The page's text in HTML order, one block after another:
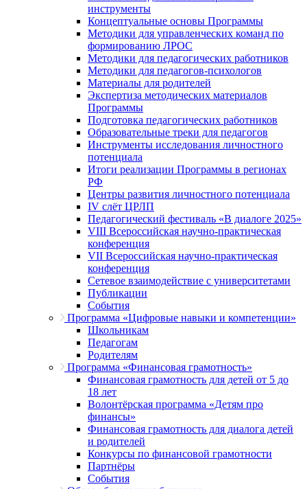
инструменты
Концептуальные основы Программы
Методики для управленческих команд по
формированию ЛРОС
Методики для педагогических работников
Методики для педагогов-психологов
Материалы для родителей
Экспертиза методических материалов
Программы
Подготовка педагогических работников
Образовательные треки для педагогов
Инструменты исследования личностного
потенциала
Итоги реализации Программы в регионах
РФ
Центры развития личностного потенциала
IV слёт ЦРЛП
Педагогический фестиваль «В диалоге 2025»
VIII Всероссийская научно-практическая
конференция
VII Всероссийская научно-практическая
конференция
Сетевое взаимодействие с университетами
Публикации
События
Программа «Цифровые навыки и компетенции»
Школьникам
Педагогам
Родителям
Программа «Финансовая грамотность»
Финансовая грамотность для детей от 5 до
18 лет
Волонтёрская программа «Детям про
финансы»
Финансовая грамотность для диалога детей
и родителей
Конкурсы по финансовой грамотности
Партнёры
События